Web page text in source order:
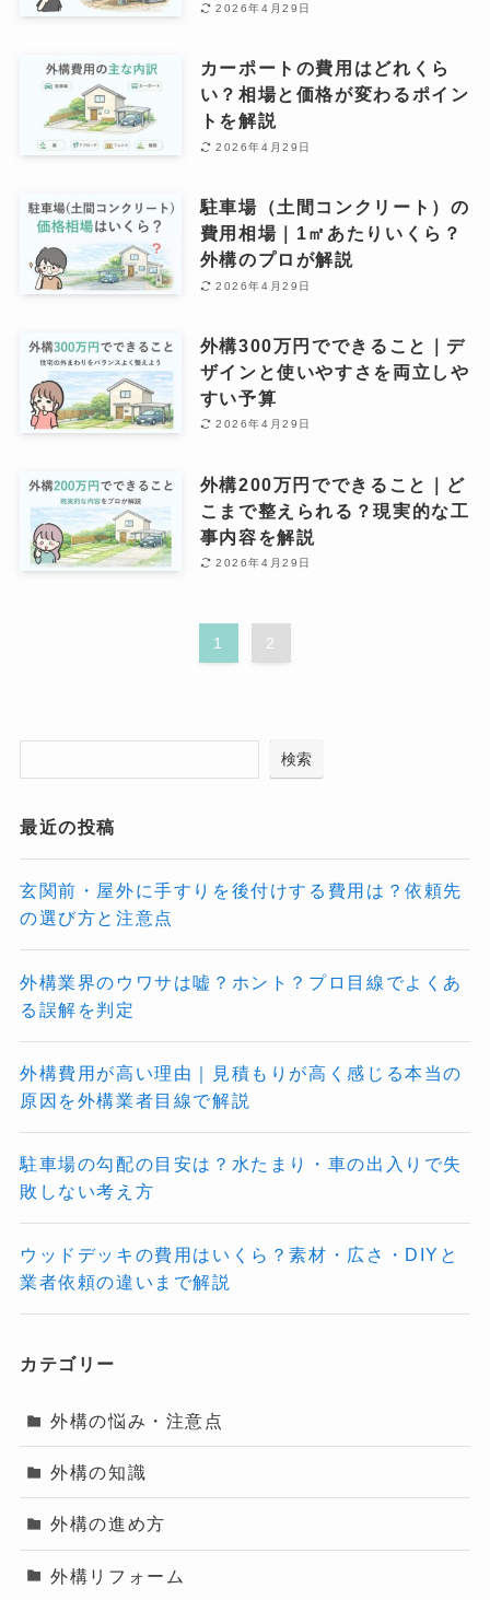
2026年4月29日
カーポートの費用はどれくら
い？相場と価格が変わるポイン
トを解説
2026年4月29日
駐車場（土間コンクリート）の
費用相場｜1㎡あたりいくら？
外構のプロが解説
2026年4月29日
外構300万円でできること｜デ
ザインと使いやすさを両立しや
すい予算
2026年4月29日
外構200万円でできること｜ど
こまで整えられる？現実的な工
事内容を解説
2026年4月29日
1 2
検索
最近の投稿
玄関前・屋外に手すりを後付けする費用は？依頼先
の選び方と注意点
外構業界のウワサは嘘？ホント？プロ目線でよくあ
る誤解を判定
外構費用が高い理由｜見積もりが高く感じる本当の
原因を外構業者目線で解説
駐車場の勾配の目安は？水たまり・車の出入りで失
敗しない考え方
ウッドデッキの費用はいくら？素材・広さ・DIYと
業者依頼の違いまで解説
カテゴリー
外構の悩み・注意点
外構の知識
外構の進め方
外構リフォーム